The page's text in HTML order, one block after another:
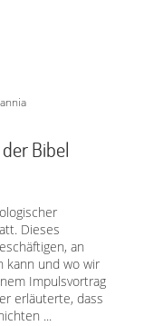
Bibel
Dieses
an
kann und wo wir
Impulsvortrag
erläuterte, dass
...